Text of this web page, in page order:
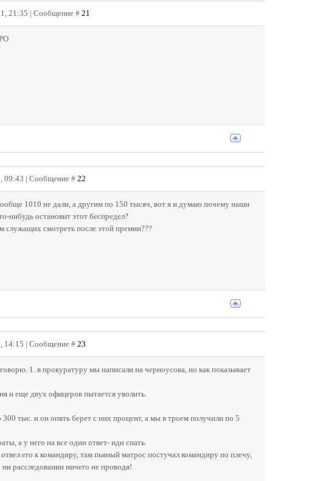
21:35 | Сообщение # 21
09:43 | Сообщение #22
1010 не дали, а другим по 150 тысяч, вот я и думаю почему наши
нибудь остановит этот беспредел?
служащих смотреть после этой премии???
14:15 | Сообщение #23
1. в прокуратуру мы написали на черноусова, но как показывает
и еще двух офицеров пытается уволить.
тыс. и он опять берет с них процент, а мы в троем получили по 5
а у него на все один ответ- иди спать.
его к командиру, там пьяный матрос постучал командиру по плечу,
расследовании ничего не проводя!